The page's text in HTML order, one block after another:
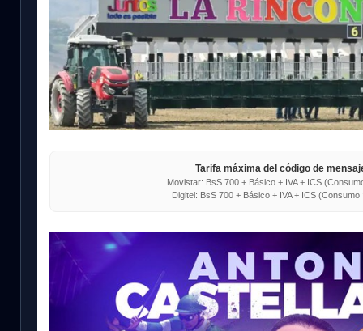
Tarifa máxima del código de
Movistar: BsS 700 + Básico + IVA + ICS
Digitel: BsS 700 + Básico + IVA + ICS (Consumo